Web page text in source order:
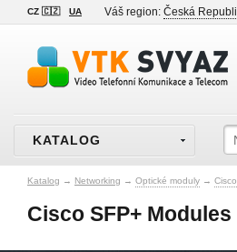
CZ 🇨🇿 UA Váš region: Česká
KATALOG
Katalog → Networking → Optické moduly →
Cisco SFP+ Modules